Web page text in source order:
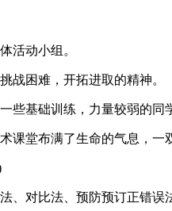
活动小组。
战困难，开拓进取的精神。
些基础训练，力量较弱的
课堂布满了生命的气息，
、对比法、预防预订正错误